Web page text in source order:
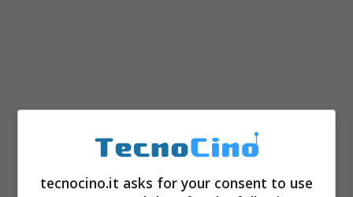
tecnocino.it asks for your consent to use